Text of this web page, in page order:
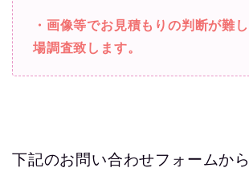
・画像等でお見積もりの判断が難
場調査致します。
下記のお問い合わせフォームか